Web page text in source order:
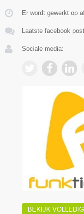
Er wordt gewerkt op
Laatste facebook
Sociale media:
BEKIJK